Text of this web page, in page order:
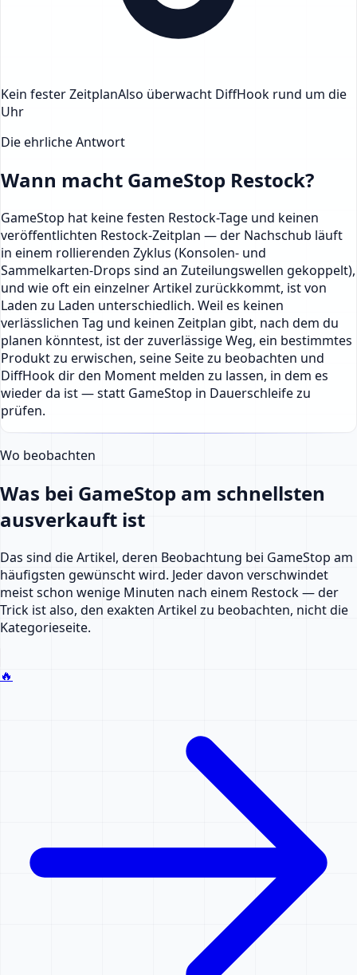
Kein fester ZeitplanAlso überwacht DiffHook rund um die
Uhr
Die ehrliche Antwort
Wann macht GameStop Restock?
GameStop hat keine festen Restock-Tage und keinen
veröffentlichten Restock-Zeitplan — der Nachschub läuft
in einem rollierenden Zyklus (Konsolen- und
Sammelkarten-Drops sind an Zuteilungswellen gekoppelt),
und wie oft ein einzelner Artikel zurückkommt, ist von
Laden zu Laden unterschiedlich. Weil es keinen
verlässlichen Tag und keinen Zeitplan gibt, nach dem du
planen könntest, ist der zuverlässige Weg, ein bestimmtes
Produkt zu erwischen, seine Seite zu beobachten und
DiffHook dir den Moment melden zu lassen, in dem es
wieder da ist — statt GameStop in Dauerschleife zu
prüfen.
Wo beobachten
Was bei GameStop am schnellsten
ausverkauft ist
Das sind die Artikel, deren Beobachtung bei GameStop am
häufigsten gewünscht wird. Jeder davon verschwindet
meist schon wenige Minuten nach einem Restock — der
Trick ist also, den exakten Artikel zu beobachten, nicht die
Kategorieseite.
🔥